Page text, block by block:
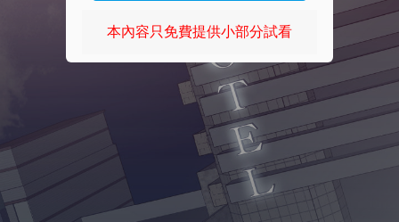
本內容只免費提供小部分試看